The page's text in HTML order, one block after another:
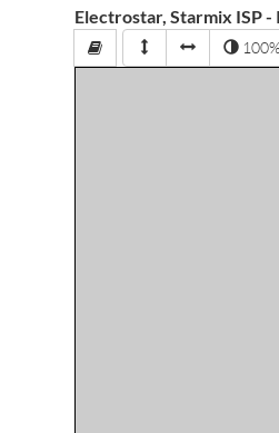
Electrostar, Starmix ISP
100%